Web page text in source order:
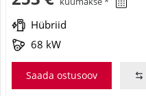
Hübriid
68 kW
Saada ostusoov